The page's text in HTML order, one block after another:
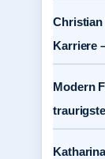
Christian
Karriere
Modern